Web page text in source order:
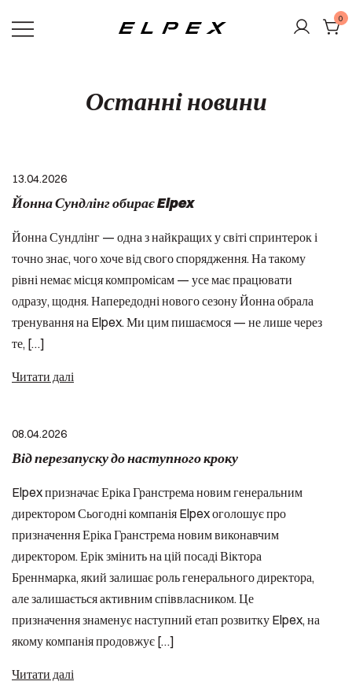
0
Останні новини
13.04.2026
Йонна Сундлінг обирає Elpex
Йонна Сундлінг — одна з найкращих у світі спринтерок і
точно знає, чого хоче від свого спорядження. На такому
рівні немає місця компромісам — усе має працювати
одразу, щодня. Напередодні нового сезону Йонна обрала
тренування на Elpex. Ми цим пишаємося — не лише через
те, […]
Читати далі
08.04.2026
Від перезапуску до наступного кроку
Elpex призначає Еріка Гранстрема новим генеральним
директором Сьогодні компанія Elpex оголошує про
призначення Еріка Гранстрема новим виконавчим
директором. Ерік змінить на цій посаді Віктора
Бреннмарка, який залишає роль генерального директора,
але залишається активним співвласником. Це
призначення знаменує наступний етап розвитку Elpex, на
якому компанія продовжує […]
Читати далі